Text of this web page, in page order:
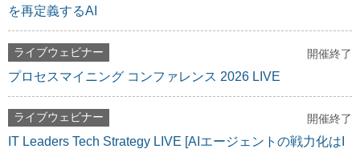
を再定義するAI
ライブウェビナー 開催終了
プロセスマイニング コンファレンス 2026 LIVE
ライブウェビナー 開催終了
IT Leaders Tech Strategy LIVE [AIエージェントの戦力化はI